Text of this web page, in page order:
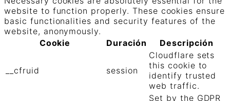
website to function properly. These cookies ensure
basic functionalities and security features of the
website, anonymously.
Cookie
Duración Descripción
__cfruid session
Cloudflare sets
this cookie to
identify trusted
web traffic.
Set by the GDPR